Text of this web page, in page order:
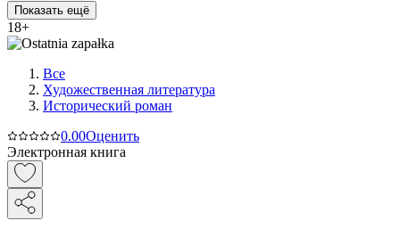
Показать ещё
18+
Все
Художественная литература
Исторический роман
0.00Оценить
Электронная книга